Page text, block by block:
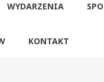
WYDARZENIA
KONTAKT